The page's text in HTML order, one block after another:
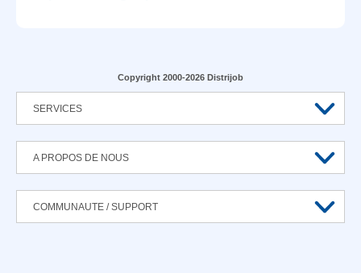
Copyright 2000-2026 Distrijob
SERVICES
A PROPOS DE NOUS
COMMUNAUTE / SUPPORT